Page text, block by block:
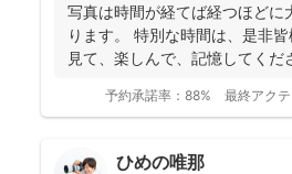
写真は時間が経てば経つほどに
ります。 特別な時間は、是非
見て、楽しんで、記憶してくだ
予約承諾率： 88% 最終アクテ
ひめの唯那